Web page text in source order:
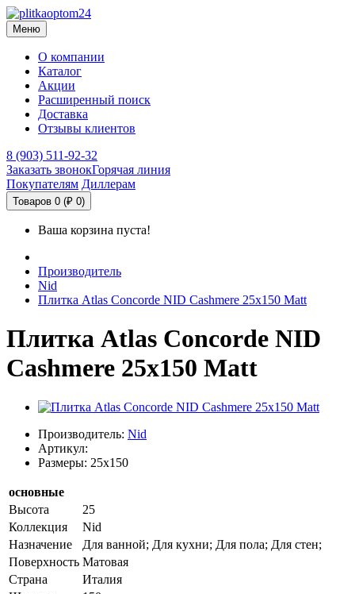
Меню
О компании
Каталог
Акции
Расширенный поиск
Доставка
Отзывы клиентов
8 (903) 511-92-32
Заказать звонокГорячая линия
Покупателям Диллерам
Товаров 0 (₽ 0)
Ваша корзина пуста!
Производитель
Nid
Плитка Atlas Concorde NID Cashmere 25x150 Matt
Плитка Atlas Concorde NID
Cashmere 25x150 Matt
Производитель: Nid
Артикул:
Размеры: 25x150
основные
Высота
25
Коллекция
Nid
Назначение
Для ванной; Для кухни; Для пола; Для стен;
Поверхность Матовая
Страна
Италия